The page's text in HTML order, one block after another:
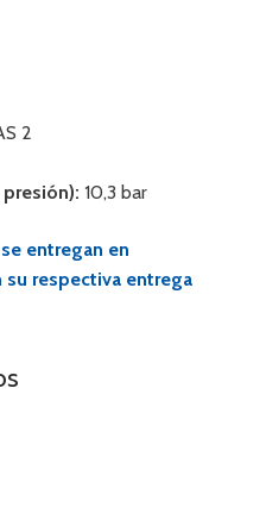
2
10,3 bar
entregan en
respectiva entrega